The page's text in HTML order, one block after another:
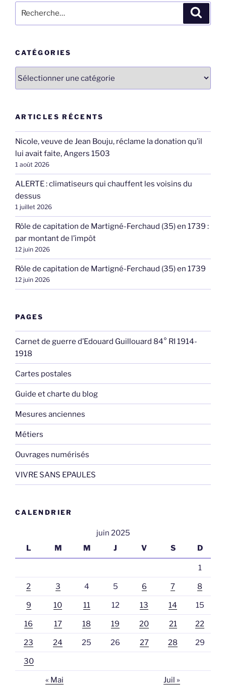
pour
CATÉGORIES
ARTICLES RÉCENTS
Nicole, veuve de Jean Bouju, réclame la donation qu’il
lui avait faite, Angers 1503
1 août 2026
ALERTE : climatiseurs qui chauffent les voisins du
dessus
1 juillet 2026
Rôle de capitation de Martigné-Ferchaud (35) en 1739 :
par montant de l’impôt
12 juin 2026
Rôle de capitation de Martigné-Ferchaud (35) en 1739
12 juin 2026
PAGES
Carnet de guerre d’Edouard Guillouard 84° RI 1914-
1918
Cartes postales
Guide et charte du blog
Mesures anciennes
Métiers
Ouvrages numérisés
VIVRE SANS EPAULES
CALENDRIER
juin 2025
L
M M J V S D
1
2 3 4 5 6 7 8
9 10 11 12 13 14 15
16 17 18 19 20 21 22
23 24 25 26 27 28 29
30
« Mai Juil »